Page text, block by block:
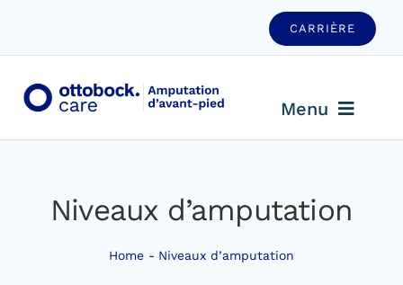
contenu
CARRIÈRE
Menu
D’avant-Pied
D’amputation
Niveaux d’amputation
Home Niveaux d’amputation